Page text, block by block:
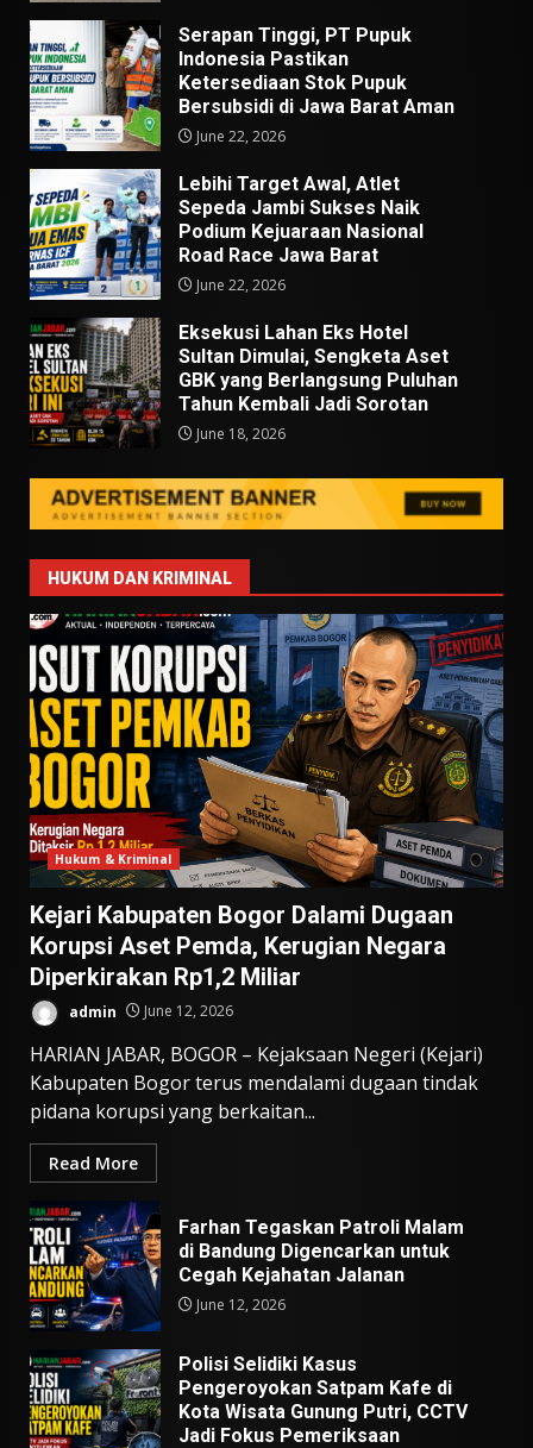
Serapan Tinggi, PT Pupuk
Indonesia Pastikan
Ketersediaan Stok Pupuk
Bersubsidi di Jawa Barat Aman
June 22, 2026
Lebihi Target Awal, Atlet
Sepeda Jambi Sukses Naik
Podium Kejuaraan Nasional
Road Race Jawa Barat
June 22, 2026
Eksekusi Lahan Eks Hotel
Sultan Dimulai, Sengketa Aset
GBK yang Berlangsung Puluhan
Tahun Kembali Jadi Sorotan
June 18, 2026
HUKUM DAN KRIMINAL
Hukum & Kriminal
Kejari Kabupaten Bogor Dalami Dugaan
Korupsi Aset Pemda, Kerugian Negara
Diperkirakan Rp1,2 Miliar
admin June 12, 2026
HARIAN JABAR, BOGOR – Kejaksaan Negeri (Kejari)
Kabupaten Bogor terus mendalami dugaan tindak
pidana korupsi yang berkaitan...
Read More
Farhan Tegaskan Patroli Malam
di Bandung Digencarkan untuk
Cegah Kejahatan Jalanan
June 12, 2026
Polisi Selidiki Kasus
Pengeroyokan Satpam Kafe di
Kota Wisata Gunung Putri, CCTV
Jadi Fokus Pemeriksaan